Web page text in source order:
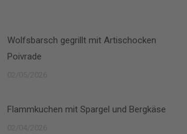
Wolfsbarsch gegrillt mit Artischocken
Poivrade
Flammkuchen mit Spargel und Bergkäse